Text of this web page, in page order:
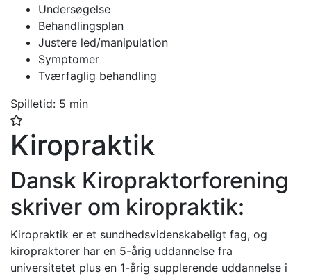
Undersøgelse
Behandlingsplan
Justere led/manipulation
Symptomer
Tværfaglig behandling
Spilletid: 5 min
Kiropraktik
Dansk Kiropraktorforening
skriver om kiropraktik:
Kiropraktik er et sundhedsvidenskabeligt fag, og
kiropraktorer har en 5-årig uddannelse fra
universitetet plus en 1-årig supplerende uddannelse i